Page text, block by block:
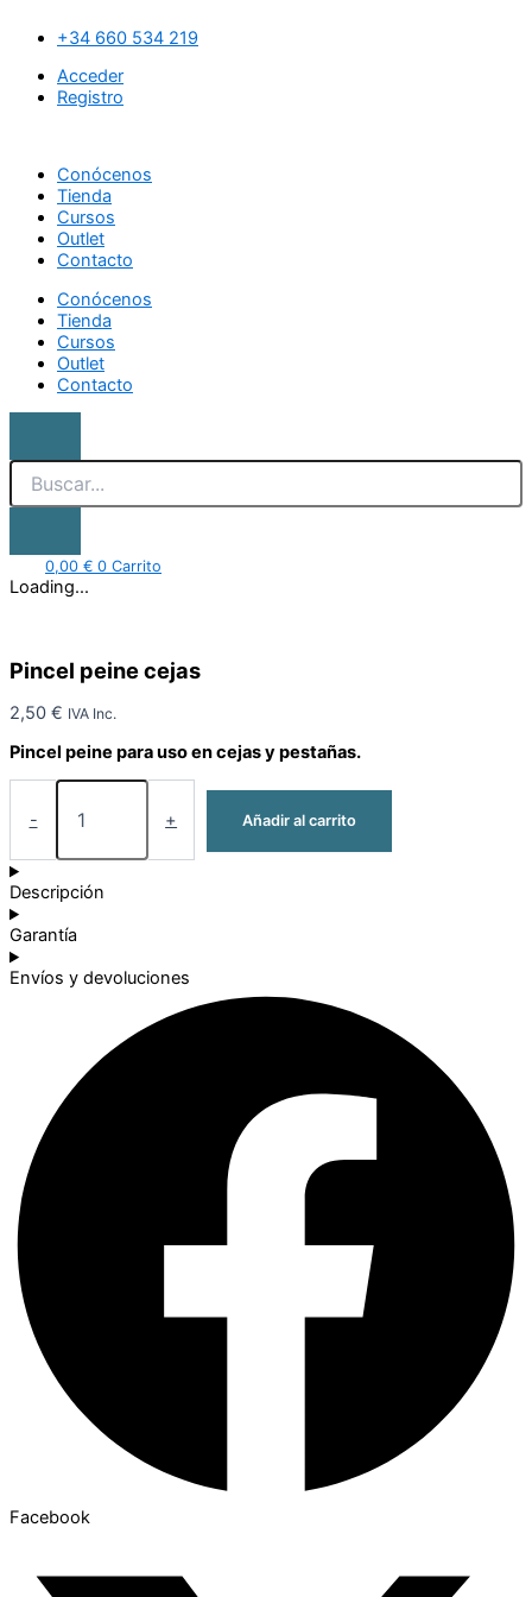
contenido
+34 660 534 219
Acceder
Registro
Conócenos
Tienda
Cursos
Outlet
Contacto
Conócenos
Tienda
Cursos
Outlet
Contacto
0,00 € 0 Carrito
Loading...
Pincel peine cejas
2,50 € IVA Inc.
Pincel peine para uso en cejas y pestañas.
-
peine
cantidad
+ Añadir al carrito
Descripción
Garantía
Envíos y devoluciones
Facebook